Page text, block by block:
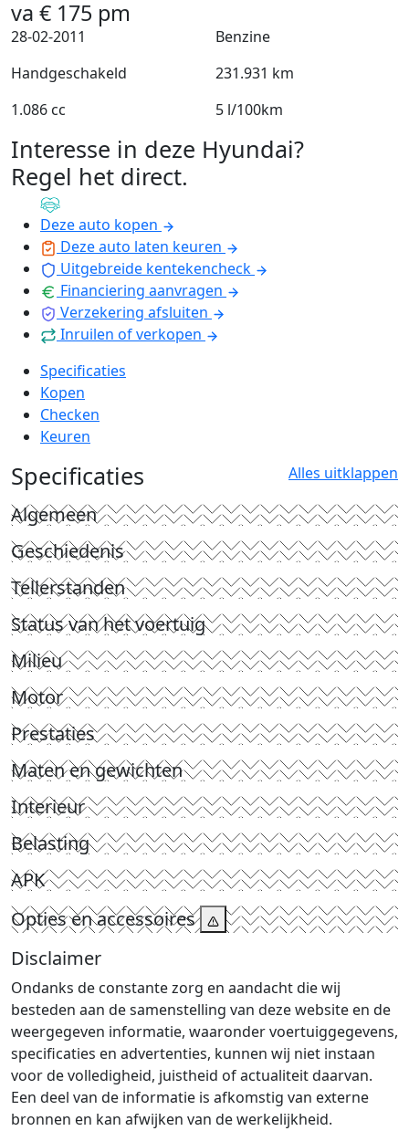
va € 175 pm
28-02-2011
Benzine
Handgeschakeld
231.931 km
1.086 cc
5 l/100km
Interesse in deze Hyundai?
Regel het direct.
Deze auto kopen
Deze auto laten keuren
Uitgebreide kentekencheck
Financiering aanvragen
Verzekering afsluiten
Inruilen of verkopen
Specificaties
Kopen
Checken
Keuren
Specificaties Alles uitklappen
Algemeen
Geschiedenis
Tellerstanden
Status van het voertuig
Milieu
Motor
Prestaties
Maten en gewichten
Interieur
Belasting
APK
Opties en accessoires
Disclaimer
Ondanks de constante zorg en aandacht die wij
besteden aan de samenstelling van deze website en de
weergegeven informatie, waaronder voertuiggegevens,
specificaties en advertenties, kunnen wij niet instaan
voor de volledigheid, juistheid of actualiteit daarvan.
Een deel van de informatie is afkomstig van externe
bronnen en kan afwijken van de werkelijkheid.